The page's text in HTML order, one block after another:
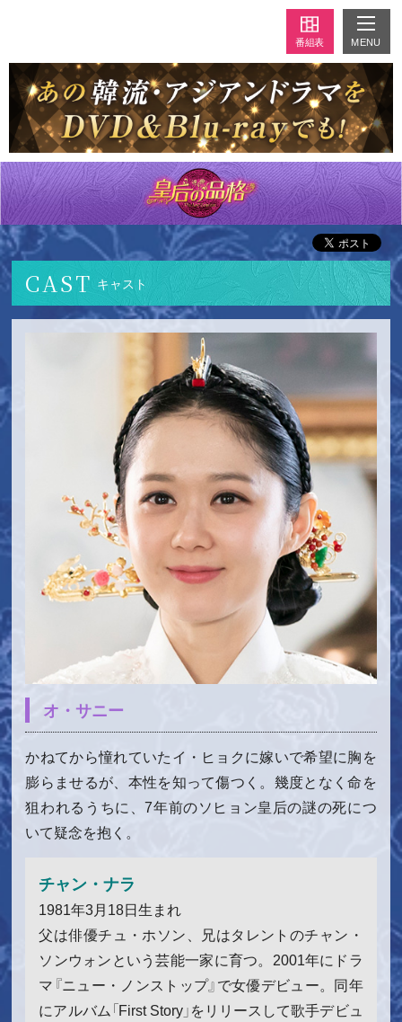
番組表 MENU
CAST キャスト
オ・サニー
かねてから憧れていたイ・ヒョクに嫁いで希望に胸を
膨らませるが、本性を知って傷つく。幾度となく命を
狙われるうちに、7年前のソヒョン皇后の謎の死につ
いて疑念を抱く。
チャン・ナラ
1981年3月18日生まれ
父は俳優チュ・ホソン、兄はタレントのチャン・
ソンウォンという芸能一家に育つ。2001年にドラ
マ『ニュー・ノンストップ』で女優デビュー。同年
にアルバム「First Story」をリリースして歌手デビュ